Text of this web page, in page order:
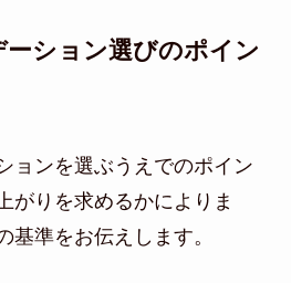
ション選びのポイン
ョンを選ぶうえでのポイン
がりを求めるかによりま
基準をお伝えします。